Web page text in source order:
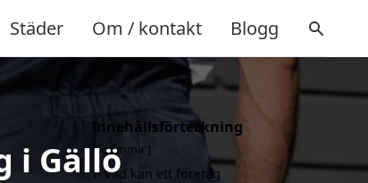
Städer Om / kontakt Blogg
i Gällö
Innehållsförteckning
gömma
1 Vad kan ett företag